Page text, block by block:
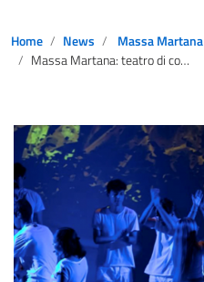
Home News Massa Martana
Massa Martana: teatro di comunità nel segno di Francesco